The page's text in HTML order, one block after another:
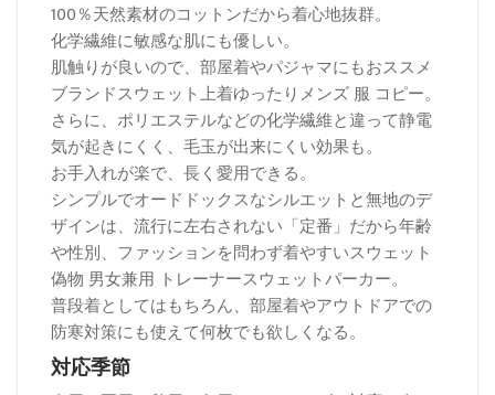
100％天然素材のコットンだから着心地抜群。
化学繊維に敏感な肌にも優しい。
肌触りが良いので、部屋着やパジャマにもおススメ
ブランドスウェット上着ゆったりメンズ 服 コピー。
さらに、ポリエステルなどの化学繊維と違って静電
気が起きにくく、毛玉が出来にくい効果も。
お手入れが楽で、長く愛用できる。
シンプルでオードドックスなシルエットと無地のデ
ザインは、流行に左右されない「定番」だから年齢
や性別、ファッションを問わず着やすいスウェット
偽物 男女兼用 トレーナースウェットパーカー。
普段着としてはもちろん、部屋着やアウトドアでの
防寒対策にも使えて何枚でも欲しくなる。
対応季節